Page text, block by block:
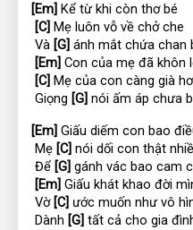
[Em] Kể từ khi còn thơ bé
[C] Mẹ luôn vỗ về chở che
Và [G] ánh mắt chứa chan
[Em] Con của mẹ đã khôn
[C] Mẹ của con càng già
Giọng [G] nói ấm áp chưa
[Em] Giấu diếm con bao
Mẹ [C] nói dối con thật
Để [G] gánh vác bao cam
[Em] Giấu khát khao đời
Vờ [C] ước muốn như vô
Dành [G] tất cả cho gia